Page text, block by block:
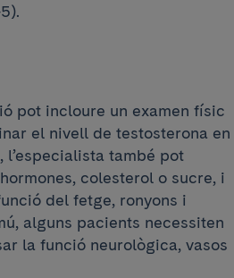
pot incloure un examen físic
el nivell de testosterona en
l’especialista també pot
colesterol o sucre, i
del fetge, ronyons i
alguns pacients necessiten
la funció neurològica, vasos